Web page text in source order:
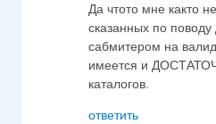
Да чтото мне както
сказанных по
сабмитером на
имеется и
каталогов.
ответить